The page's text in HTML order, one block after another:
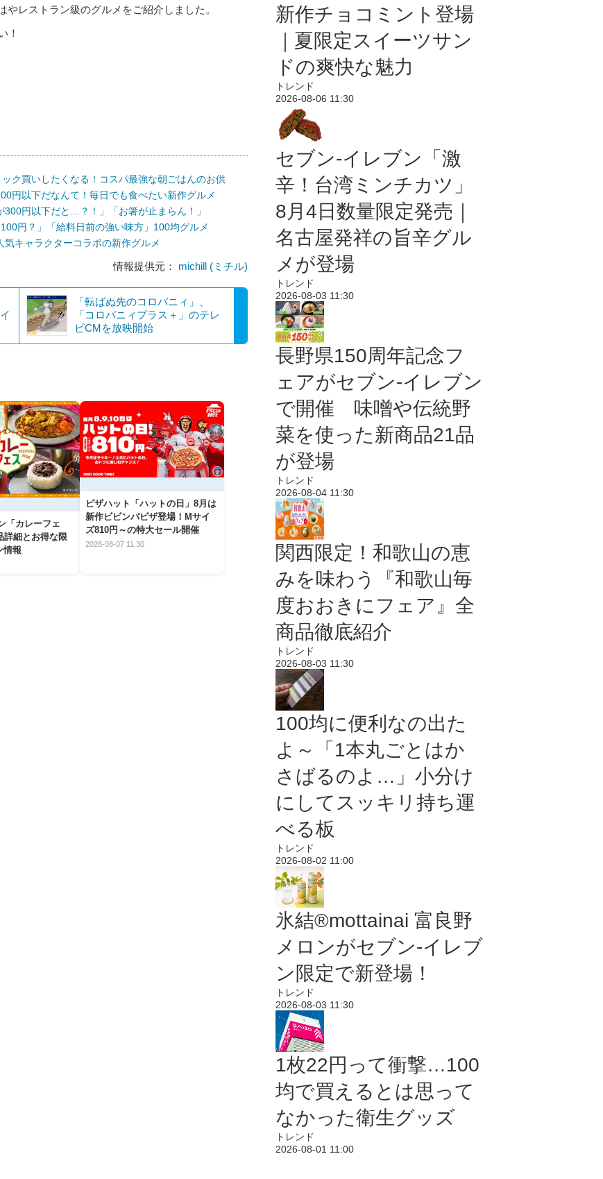
レストラン級のグルメをご紹介しました。
！
ク買いしたくなる！コスパ最強な朝ごはんのお供
円以下だなんて！毎日でも食べたい新作グルメ
円以下だと…？！」「お箸が止まらん！」
円？」「給料日前の強い味方」100均グルメ
キャラクターコラボの新作グルメ
情報提供元： michill (ミチル)
「転ばぬ先のコロバニィ」、
「コロバニィプラス＋」のテレ
ビCMを放映開始
「カレーフェ
詳細とお得な限
情報
ピザハット「ハットの日」8月は
新作ビビンバピザ登場！Mサイ
ズ810円～の特大セール開催
2026-08-07 11:30
新作チョコミント登場
｜夏限定スイーツサン
ドの爽快な魅力
トレンド
2026-08-06 11:30
セブン-イレブン「激
辛！台湾ミンチカツ」
8月4日数量限定発売｜
名古屋発祥の旨辛グル
メが登場
トレンド
2026-08-03 11:30
長野県150周年記念フ
ェアがセブン-イレブン
で開催 味噌や伝統野
菜を使った新商品21品
が登場
トレンド
2026-08-04 11:30
関西限定！和歌山の恵
みを味わう『和歌山毎
度おおきにフェア』全
商品徹底紹介
トレンド
2026-08-03 11:30
100均に便利なの出た
よ～「1本丸ごとはか
さばるのよ…」小分け
にしてスッキリ持ち運
べる板
トレンド
2026-08-02 11:00
氷結®mottainai 富良野
メロンがセブン‐イレブ
ン限定で新登場！
トレンド
2026-08-03 11:30
1枚22円って衝撃…100
均で買えるとは思って
なかった衛生グッズ
トレンド
2026-08-01 11:00